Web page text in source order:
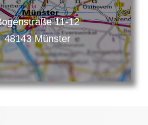
11-12
48143 Münster